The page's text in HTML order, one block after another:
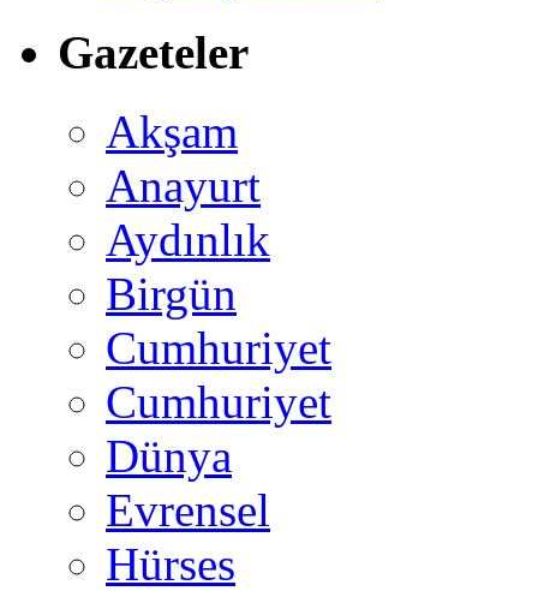
Gazeteler
Akşam
Anayurt
Aydınlık
Birgün
Cumhuriyet
Cumhuriyet
Dünya
Evrensel
Hürses